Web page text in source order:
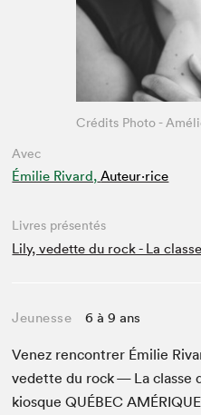
Avec
Émilie Rivard, Auteur·rice
Crédits Photo -
Livres présentés
Lily, vedette du rock - La
Jeunesse 6 à 9 ans
Venez ren­con­tr­er Émi­lie
vedette du rock — La classe
kiosqueQUÉBEC AMÉRIQUE